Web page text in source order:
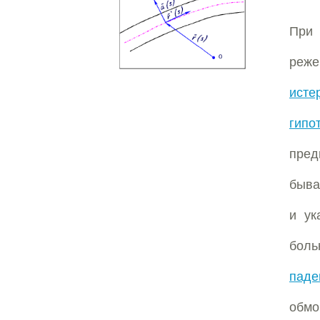
При
и